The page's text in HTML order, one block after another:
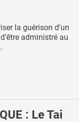
la guérison d’un
administré au
: Le Tai